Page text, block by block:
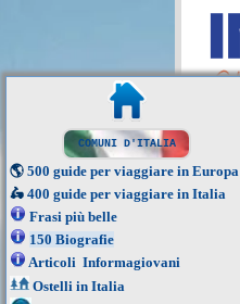
COMUNI D'ITALIA
🌎 500 guide per viaggiare in Europa
🛵 400 guide per viaggiare in Italia
Frasi più belle
150 Biografie
Articoli Informagiovani
Ostelli in Italia